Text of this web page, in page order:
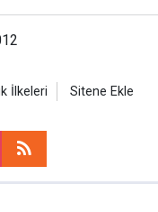
İlkeleri Sitene Ekle